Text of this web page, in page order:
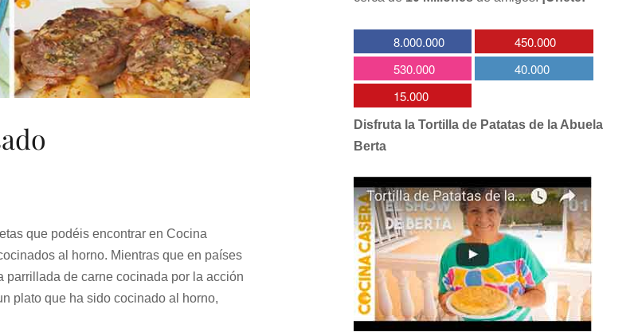
que podéis encontrar en Cocina
al horno. Mientras que en países
parrillada de carne cocinada por la acción
plato que ha sido cocinado al horno,
8.000.000
450.000
530.000
40.000
15.000
Disfruta la Tortilla de Patatas de la Abuela
Berta